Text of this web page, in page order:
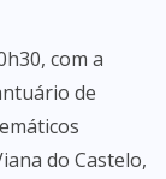
com a
de
do Castelo,